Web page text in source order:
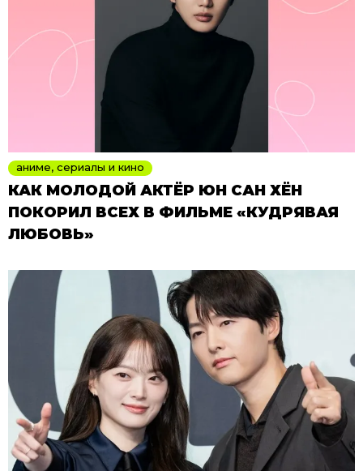
аниме, сериалы и кино
КАК МОЛОДОЙ АКТЁР ЮН САН ХЁН
ПОКОРИЛ ВСЕХ В ФИЛЬМЕ «КУДРЯВАЯ
ЛЮБОВЬ»